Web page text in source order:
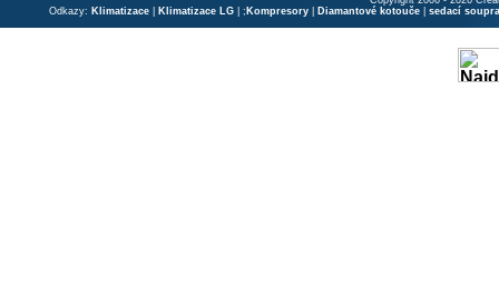
Odkazy: Klimatizace Klimatizace LG | ; Kompresory Diamantové kotouče sedací